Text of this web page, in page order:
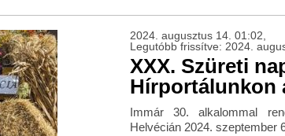
2024. augusztus 14. 01:02,
Legutóbb frissítve: 2024.
XXX. Szüreti
Hírportálunkon
Immár 30. alkalommal
Helvécián 2024. szeptember